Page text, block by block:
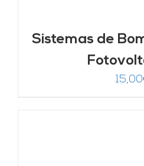
Sistemas de
15,00